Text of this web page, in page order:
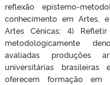
reflexão epistemo-
conhecimento em Artes,
Artes Cênicas; 4)
metodologicamente
avaliadas produções
universitárias
oferecem formação